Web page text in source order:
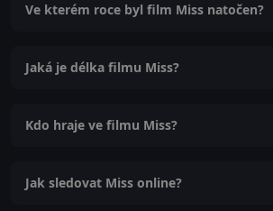
Ve kterém roce byl film Miss natočen?
Jaká je délka filmu Miss?
Kdo hraje ve filmu Miss?
Jak sledovat Miss online?